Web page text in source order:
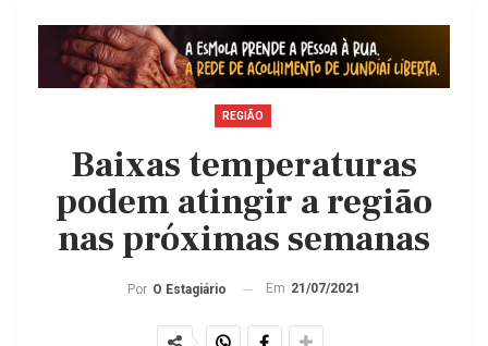
REGIÃO
Baixas temperaturas
podem atingir a região
nas próximas semanas
Por O Estagiário Em 21/07/2021